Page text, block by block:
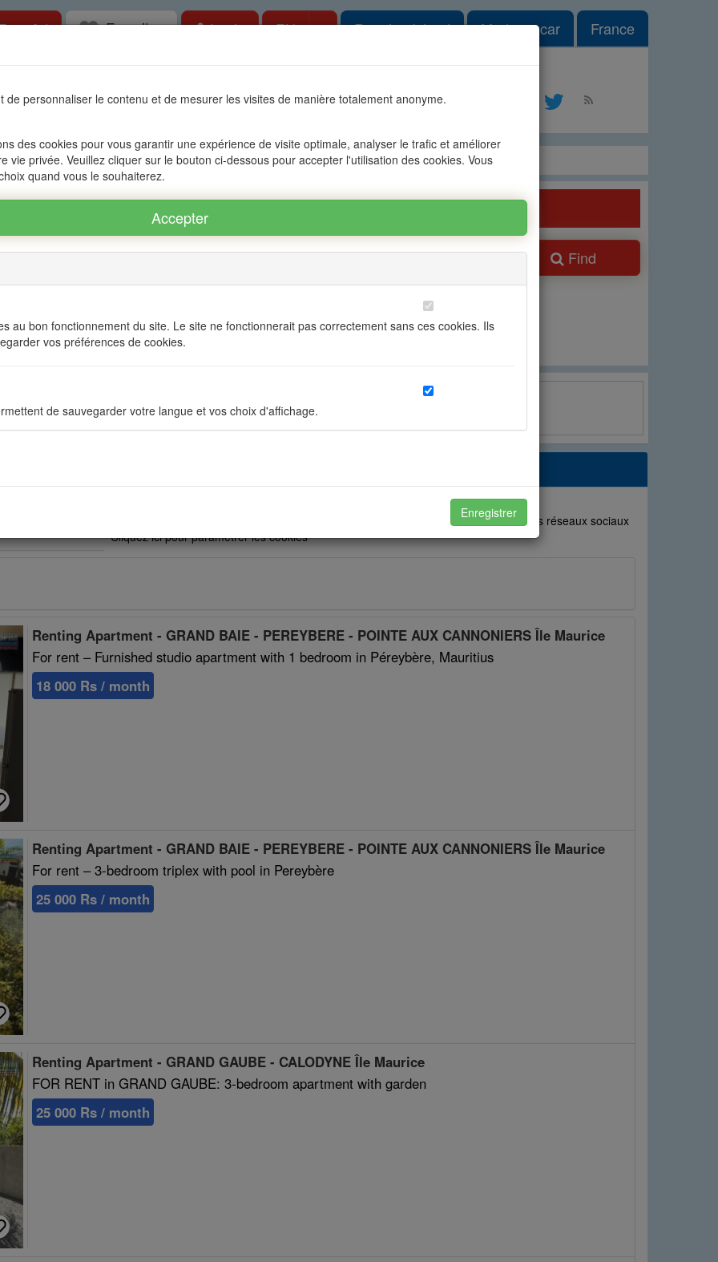
personnaliser le contenu et de mesurer les visites de manière totalement anonyme.
des cookies pour vous garantir une expérience de visite optimale, analyser le trafic et améliorer
vie privée. Veuillez cliquer sur le bouton ci-dessous pour accepter l'utilisation des cookies. Vous
quand vous le souhaiterez.
au bon fonctionnement du site. Le site ne fonctionnerait pas correctement sans ces cookies. Ils
vos préférences de cookies.
de sauvegarder votre langue et vos choix d'affichage.
Enregistrer
Ad Favorites Login EN Toggle Dropdown
Reunion Island Madagascar France
Accessible to foreigners Management The group OFIM Contact
Mauritius
Régions
Villes
All cities
Number of rooms
Mots
Find
Vous devez accepter les cookies sociaux pour pouvoir partager avec vos amis sur les réseaux sociaux
Cliquez ici pour paramétrer les cookies
Renting Apartment - GRAND BAIE - PEREYBERE - POINTE AUX CANNONIERS Île Maurice
For rent – Furnished studio apartment with 1 bedroom in Péreybère, Mauritius
18 000 Rs / month
Renting Apartment - GRAND BAIE - PEREYBERE - POINTE AUX CANNONIERS Île Maurice
For rent – 3-bedroom triplex with pool in Pereybère
25 000 Rs / month
Renting Apartment - GRAND GAUBE - CALODYNE Île Maurice
FOR RENT in GRAND GAUBE: 3-bedroom apartment with garden
25 000 Rs / month